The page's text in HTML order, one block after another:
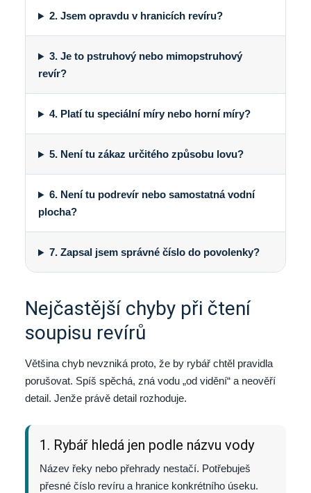
2. Jsem opravdu v hranicích revíru?
3. Je to pstruhový nebo mimopstruhový
revír?
4. Platí tu speciální míry nebo horní míry?
5. Není tu zákaz určitého způsobu lovu?
6. Není tu podrevír nebo samostatná vodní
plocha?
7. Zapsal jsem správné číslo do povolenky?
Nejčastější chyby při čtení
soupisu revírů
Většina chyb nevzniká proto, že by rybář chtěl pravidla
porušovat. Spíš spěchá, zná vodu „od vidění“ a neověří
detail. Jenže právě detail rozhoduje.
1. Rybář hledá jen podle názvu vody
Název řeky nebo přehrady nestačí. Potřebuješ
přesné číslo revíru a hranice konkrétního úseku.